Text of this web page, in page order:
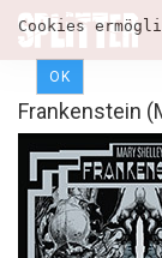
Cookies
OK
Frankenstein